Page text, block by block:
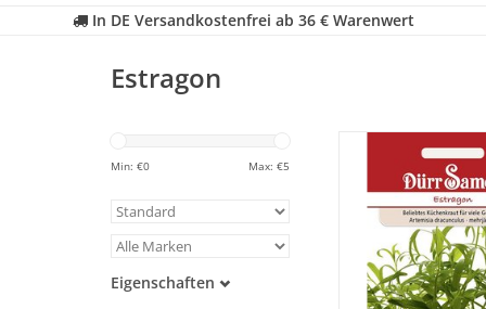
In DE Versandkostenfrei ab 36 € Warenwert
Estragon
Min: €0 Max: €5
Eigenschaften
Küchenkraut für
Salate und
ZUM WARENKORB